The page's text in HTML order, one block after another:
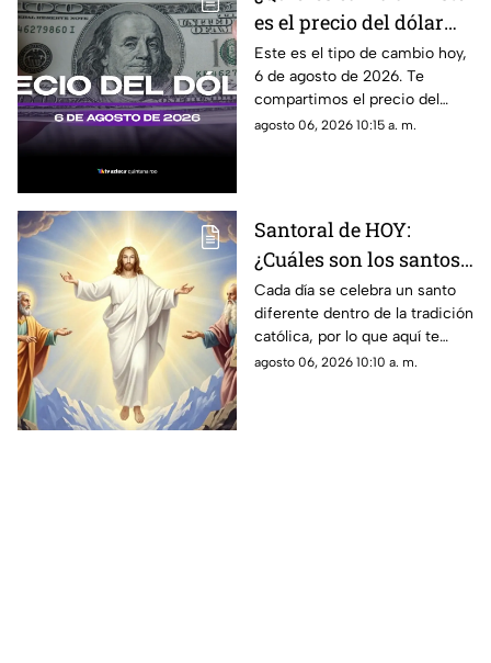
es el precio del dólar
estadounidense HOY, 6
de agosto de 2026 en
Cancún
Este es el tipo de cambio hoy,
6 de agosto de 2026. Te
compartimos el precio del
dólar hoy en Cancún, así como
agosto 06, 2026 10:15 a. m.
Santoral de HOY:
¿Cuáles son los santos
que se celebran este
jueves 6 de agosto de
2026?
Cada día se celebra un santo
diferente dentro de la tradición
católica, por lo que aquí te
compartimos el santoral
agosto 06, 2026 10:10 a. m.